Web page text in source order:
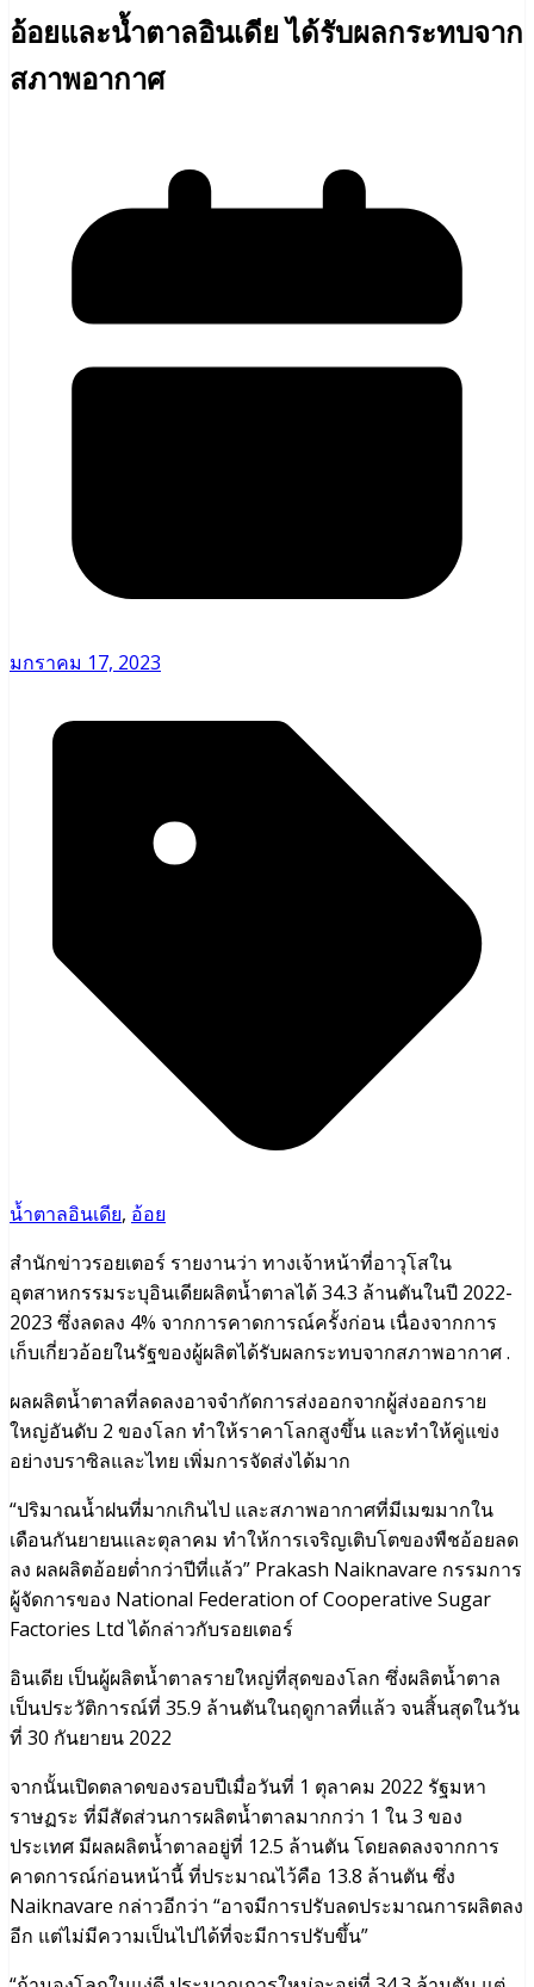
อ้อยและน้ำตาลอินเดีย ได้รับผลกระทบจาก
สภาพอากาศ
มกราคม 17, 2023
น้ำตาลอินเดีย, อ้อย
สำนักข่าวรอยเตอร์ รายงานว่า ทางเจ้าหน้าที่อาวุโสใน
อุตสาหกรรมระบุอินเดียผลิตน้ำตาลได้ 34.3 ล้านตันในปี 2022-
2023 ซึ่งลดลง 4% จากการคาดการณ์ครั้งก่อน เนื่องจากการ
เก็บเกี่ยวอ้อยในรัฐของผู้ผลิตได้รับผลกระทบจากสภาพอากาศ .
ผลผลิตน้ำตาลที่ลดลงอาจจํากัดการส่งออกจากผู้ส่งออกราย
ใหญ่อันดับ 2 ของโลก ทําให้ราคาโลกสูงขึ้น และทําให้คู่แข่ง
อย่างบราซิลและไทย เพิ่มการจัดส่งได้มาก
“ปริมาณน้ำฝนที่มากเกินไป และสภาพอากาศที่มีเมฆมากใน
เดือนกันยายนและตุลาคม ทําให้การเจริญเติบโตของพืชอ้อยลด
ลง ผลผลิตอ้อยต่ำกว่าปีที่แล้ว” Prakash Naiknavare กรรมการ
ผู้จัดการของ National Federation of Cooperative Sugar
Factories Ltd ได้กล่าวกับรอยเตอร์
อินเดีย เป็นผู้ผลิตน้ำตาลรายใหญ่ที่สุดของโลก ซึ่งผลิตน้ำตาล
เป็นประวัติการณ์ที่ 35.9 ล้านตันในฤดูกาลที่แล้ว จนสิ้นสุดในวัน
ที่ 30 กันยายน 2022
จากนั้นเปิดตลาดของรอบปีเมื่อวันที่ 1 ตุลาคม 2022 รัฐมหา
ราษฏระ ที่มีสัดส่วนการผลิตน้ำตาลมากกว่า 1 ใน 3 ของ
ประเทศ มีผลผลิตน้ำตาลอยู่ที่ 12.5 ล้านตัน โดยลดลงจากการ
คาดการณ์ก่อนหน้านี้ ที่ประมาณไว้คือ 13.8 ล้านตัน ซึ่ง
Naiknavare กล่าวอีกว่า “อาจมีการปรับลดประมาณการผลิตลง
อีก แต่ไม่มีความเป็นไปได้ที่จะมีการปรับขึ้น”